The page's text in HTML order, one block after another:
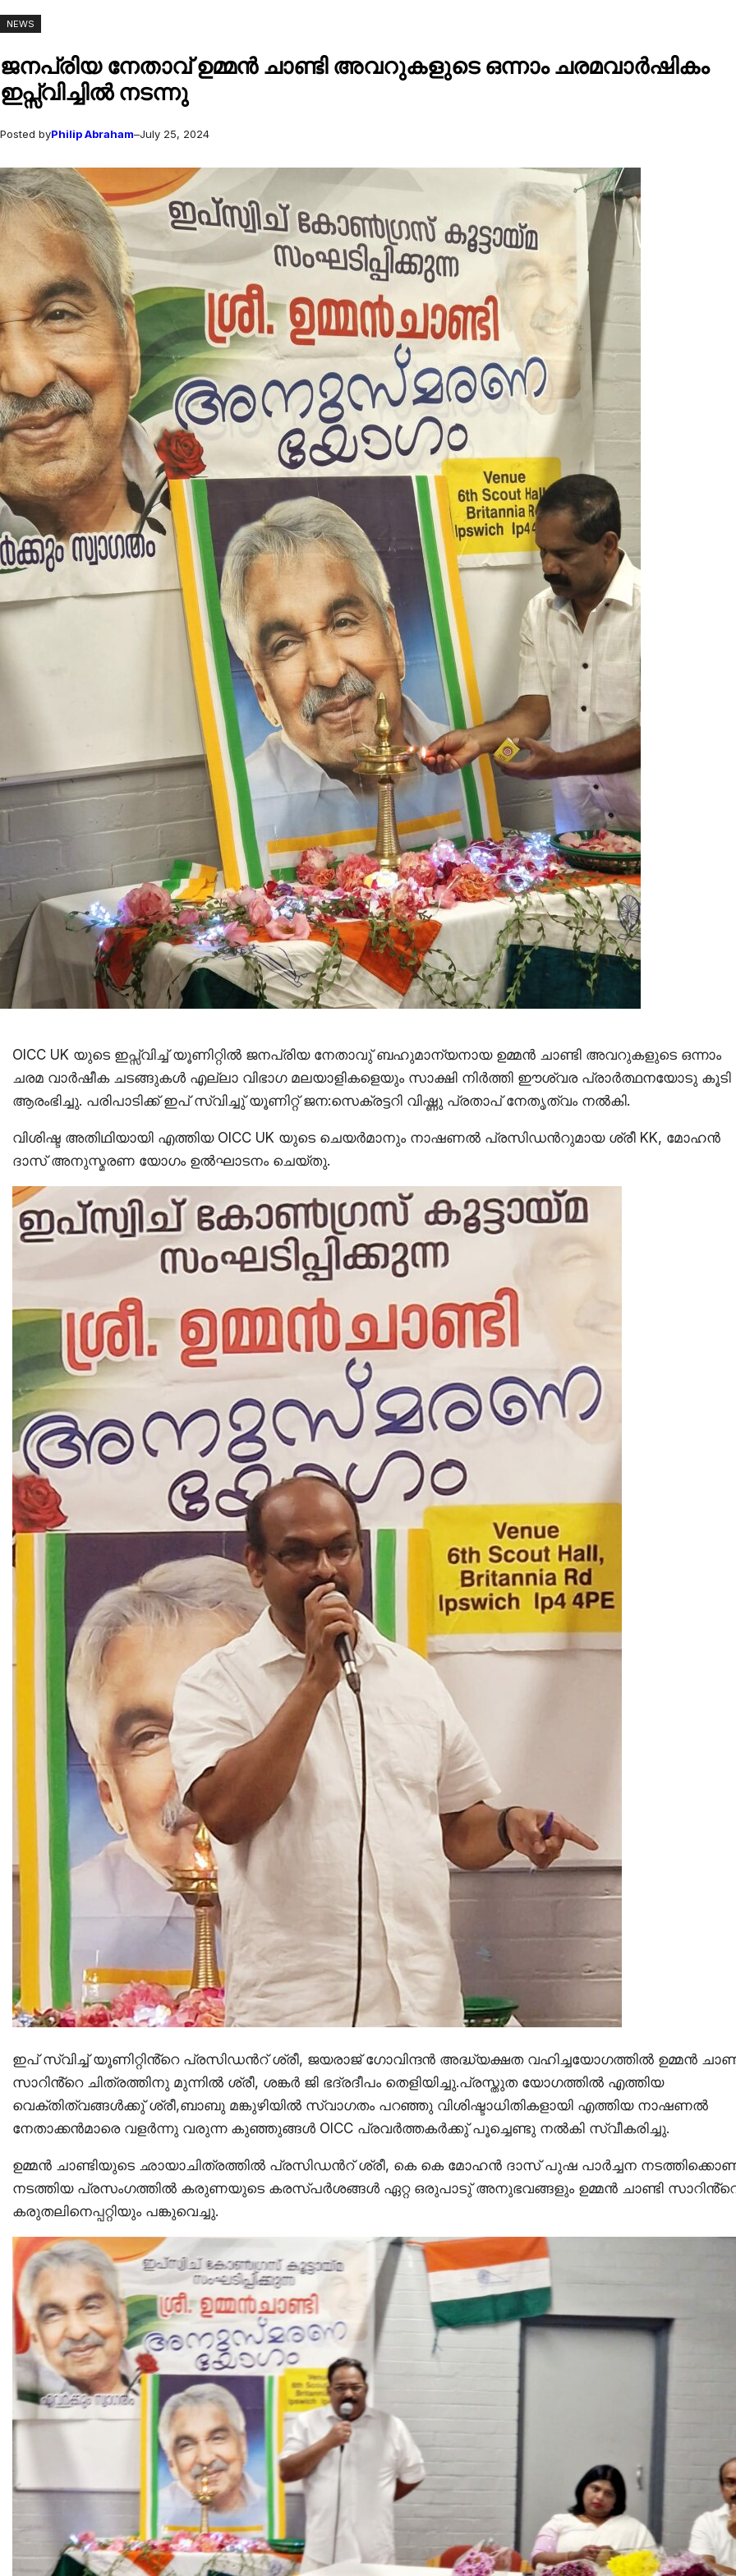
NEWS
ജനപ്രിയ നേതാവ് ഉമ്മൻ ചാണ്ടി അവറുകളുടെ ഒന്നാം ചരമവാർഷികം
ഇപ്സ്വിച്ചിൽ നടന്നു
Posted byPhilip Abraham–July 25, 2024
OICC UK യുടെ ഇപ്സ്വിച്ച് യൂണിറ്റിൽ ജനപ്രിയ നേതാവു് ബഹുമാന്യനായ ഉമ്മൻ ചാണ്ടി അവറുകളുടെ ഒന്നാം
ചരമ വാർഷീക ചടങ്ങുകൾ എല്ലാ വിഭാഗ മലയാളികളെയും സാക്ഷി നിർത്തി ഈശ്വര പ്രാർത്ഥനയോടു കൂടി
ആരംഭിച്ചു. പരിപാടിക്ക് ഇപ് സ്വിച്ചു് യൂണിറ്റ് ജന:സെക്രട്ടറി വിഷ്ണു പ്രതാപ് നേതൃത്വം നൽകി.
വിശിഷ്ട അതിഥിയായി എത്തിയ OlCC UK യുടെ ചെയർമാനും നാഷണൽ പ്രസിഡൻറുമായ ശ്രീ KK, മോഹൻ
ദാസ് അനുസ്മരണ യോഗം ഉൽഘാടനം ചെയ്തു.
ഇപ് സ്വിച്ച് യൂണിറ്റിൻ്റെ പ്രസിഡൻറ് ശ്രീ, ജയരാജ് ഗോവിന്ദൻ അദ്ധ്യക്ഷത വഹിച്ചയോഗത്തിൽ ഉമ്മൻ
സാറിൻ്റെ ചിത്രത്തിനു മുന്നിൽ ശ്രീ, ശങ്കർ ജി ഭദ്രദീപം തെളിയിച്ചു.പ്രസ്തുത യോഗത്തിൽ എത്തിയ
വെക്തിത്വങ്ങൾക്കു് ശ്രീ,ബാബു മങ്കുഴിയിൽ സ്വാഗതം പറഞ്ഞു വിശിഷ്ടാധിതികളായി എത്തിയ നാഷണൽ
നേതാക്കൻമാരെ വളർന്നു വരുന്ന കുഞ്ഞുങ്ങൾ OICC പ്രവർത്തകർക്കു് പൂച്ചെണ്ടു നൽകി സ്വീകരിച്ചു.
ഉമ്മൻ ചാണ്ടിയുടെ ഛായാചിത്രത്തിൽ പ്രസിഡൻറ് ശ്രീ, കെ കെ മോഹൻ ദാസ് പുഷ പാർച്ചന
നടത്തിയ പ്രസംഗത്തിൽ കരുണയുടെ കരസ്പർശങ്ങൾ ഏറ്റ ഒരുപാടു് അനുഭവങ്ങളും ഉമ്മൻ ചാണ്ടി
കരുതലിനെപ്പറ്റിയും പങ്കുവെച്ചു.